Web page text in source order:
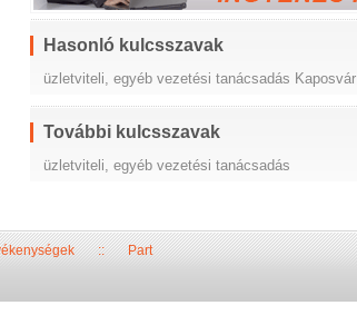
Hasonló kulcsszavak
üzletviteli, egyéb vezetési tanácsadás Kaposvár
További kulcsszavak
üzletviteli, egyéb vezetési tanácsadás
::Part